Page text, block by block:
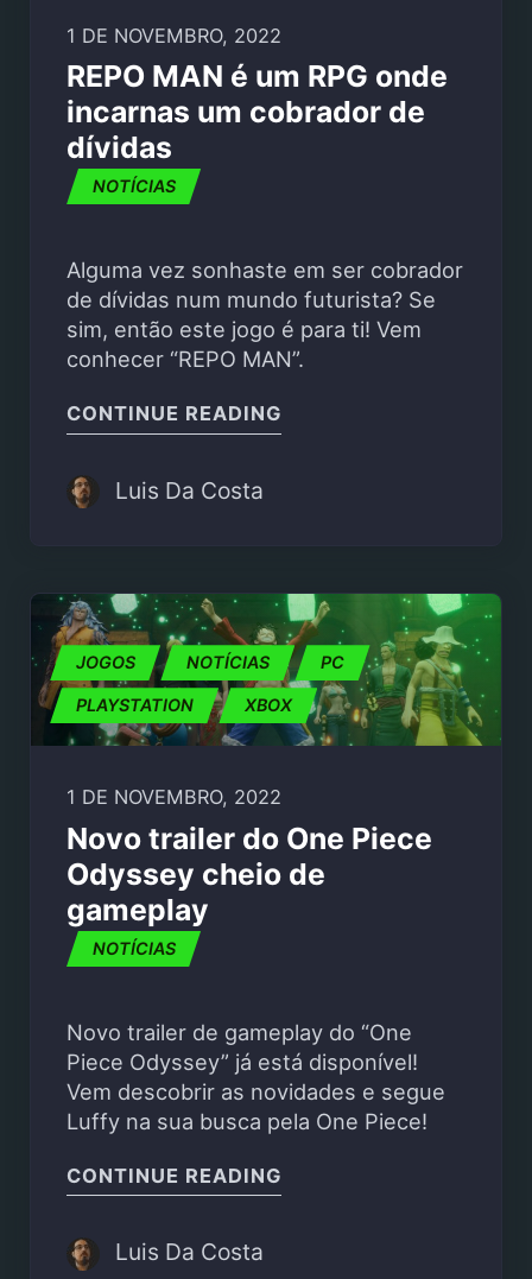
1 DE NOVEMBRO, 2022
REPO MAN é um RPG onde
incarnas um cobrador de
dívidas
NOTÍCIAS
Alguma vez sonhaste em ser cobrador
de dívidas num mundo futurista? Se
sim, então este jogo é para ti! Vem
conhecer “REPO MAN”.
CONTINUE READING
Luis Da Costa
JOGOS NOTÍCIAS PC
PLAYSTATION XBOX
1 DE NOVEMBRO, 2022
Novo trailer do One Piece
Odyssey cheio de
gameplay
NOTÍCIAS
Novo trailer de gameplay do “One
Piece Odyssey” já está disponível!
Vem descobrir as novidades e segue
Luffy na sua busca pela One Piece!
CONTINUE READING
Luis Da Costa